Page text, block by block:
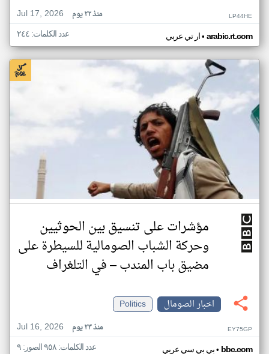
Jul 17, 2026
منذ ٢٢ يوم LP44HE
ار تي عربي• arabic.rt.com عدد الكلمات: ٢٤٤
مؤشرات على تنسيق بين الحوثيين
وحركة الشباب الصومالية للسيطرة على
مضيق باب المندب – في التلغراف
اخبار الصومال
Politics
Jul 16, 2026
منذ ٢٣ يوم EY75GP
بي بي سي عربي• bbc.com عدد الكلمات: ٩٥٨ الصور: ٩